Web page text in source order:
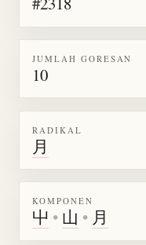
JUMLAH GORESAN
10
RADIKAL
月
KOMPONEN
屮 • 山 • 月